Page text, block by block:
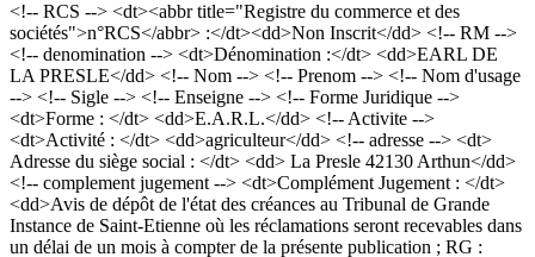
<!-- RCS --> <dt><abbr title="Registre du commerce et des
sociétés">n°RCS</abbr> :</dt><dd>Non Inscrit</dd> <!-- RM -->
<!-- denomination --> <dt>Dénomination :</dt> <dd>EARL DE
LA PRESLE</dd> <!-- Nom --> <!-- Prenom --> <!-- Nom d'usage
--> <!-- Sigle --> <!-- Enseigne --> <!-- Forme Juridique -->
<dt>Forme : </dt> <dd>E.A.R.L.</dd> <!-- Activite -->
<dt>Activité : </dt> <dd>agriculteur</dd> <!-- adresse --> <dt>
Adresse du siège social : </dt> <dd> La Presle 42130 Arthun</dd>
<!-- complement jugement --> <dt>Complément Jugement : </dt>
<dd>Avis de dépôt de l'état des créances au Tribunal de Grande
Instance de Saint-Etienne où les réclamations seront recevables dans
un délai de un mois à compter de la présente publication ; RG :